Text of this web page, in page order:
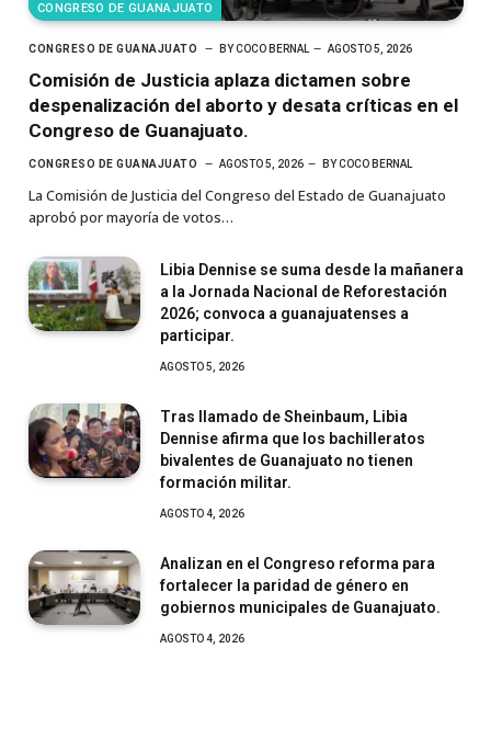
CONGRESO DE GUANAJUATO
CONGRESO DE GUANAJUATO BYCOCO BERNAL AGOSTO 5, 2026
Comisión de Justicia aplaza dictamen sobre
despenalización del aborto y desata críticas en el
Congreso de Guanajuato.
CONGRESO DE GUANAJUATO AGOSTO 5, 2026 BYCOCO BERNAL
La Comisión de Justicia del Congreso del Estado de Guanajuato
aprobó por mayoría de votos…
Libia Dennise se suma desde la mañanera
a la Jornada Nacional de Reforestación
2026; convoca a guanajuatenses a
participar.
AGOSTO 5, 2026
Tras llamado de Sheinbaum, Libia
Dennise afirma que los bachilleratos
bivalentes de Guanajuato no tienen
formación militar.
AGOSTO 4, 2026
Analizan en el Congreso reforma para
fortalecer la paridad de género en
gobiernos municipales de Guanajuato.
AGOSTO 4, 2026